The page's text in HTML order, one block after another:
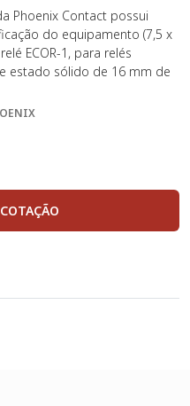
Phoenix Contact possui
do equipamento (7,5 x
ECOR-1, para relés
estado sólido de 16 mm de